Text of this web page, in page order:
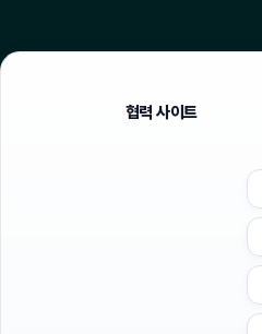
협력 사이트